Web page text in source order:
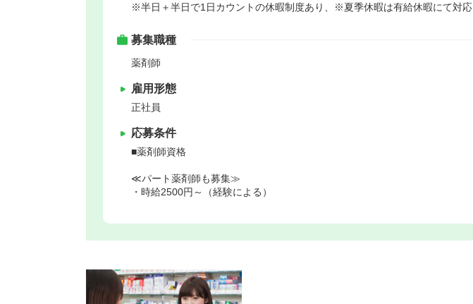
※半日＋半日で1日カウントの休暇制度あり、※夏季休暇は有給休暇にて対応
募集職種
薬剤師
雇用形態
正社員
応募条件
■薬剤師資格
≪パート薬剤師も募集≫
・時給2500円～（経験による）